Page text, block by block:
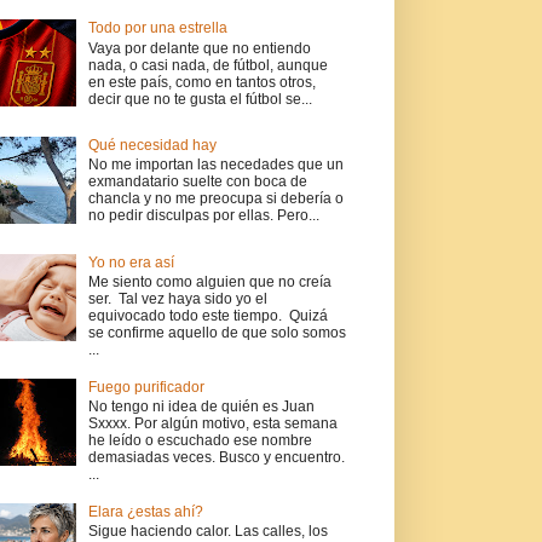
Todo por una estrella
Vaya por delante que no entiendo
nada, o casi nada, de fútbol, aunque
en este país, como en tantos otros,
decir que no te gusta el fútbol se...
Qué necesidad hay
No me importan las necedades que un
exmandatario suelte con boca de
chancla y no me preocupa si debería o
no pedir disculpas por ellas. Pero...
Yo no era así
Me siento como alguien que no creía
ser. Tal vez haya sido yo el
equivocado todo este tiempo. Quizá
se confirme aquello de que solo somos
...
Fuego purificador
No tengo ni idea de quién es Juan
Sxxxx. Por algún motivo, esta semana
he leído o escuchado ese nombre
demasiadas veces. Busco y encuentro.
...
Elara ¿estas ahí?
Sigue haciendo calor. Las calles, los